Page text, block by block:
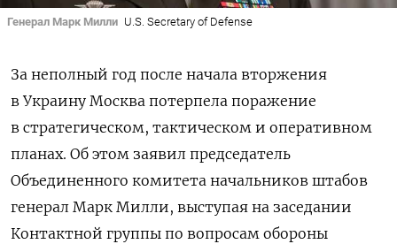
Генерал Марк Милли U.S. Secretary of Defense
За неполный год после начала вторжения
в Украину Москва потерпела поражение
в стратегическом, тактическом и оперативном
планах. Об этом заявил председатель
Объединенного комитета начальников штабов
генерал Марк Милли, выступая на заседании
Контактной группы по вопросам обороны